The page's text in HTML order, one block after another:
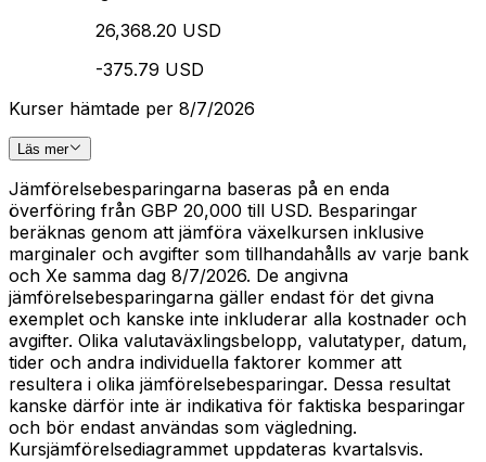
26,368.20 USD
-375.79 USD
Kurser hämtade per 8/7/2026
Läs mer
Jämförelsebesparingarna baseras på en enda
överföring från GBP 20,000 till USD. Besparingar
beräknas genom att jämföra växelkursen inklusive
marginaler och avgifter som tillhandahålls av varje bank
och Xe samma dag 8/7/2026. De angivna
jämförelsebesparingarna gäller endast för det givna
exemplet och kanske inte inkluderar alla kostnader och
avgifter. Olika valutaväxlingsbelopp, valutatyper, datum,
tider och andra individuella faktorer kommer att
resultera i olika jämförelsebesparingar. Dessa resultat
kanske därför inte är indikativa för faktiska besparingar
och bör endast användas som vägledning.
Kursjämförelsediagrammet uppdateras kvartalsvis.